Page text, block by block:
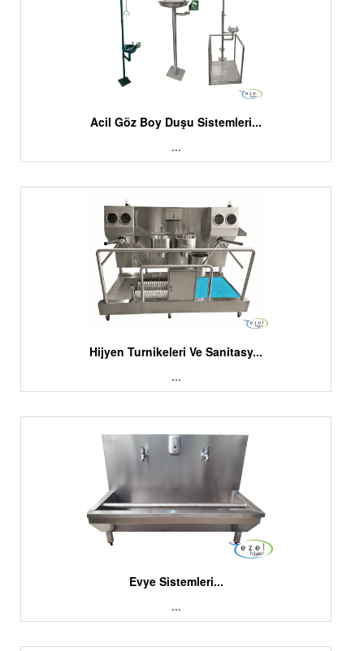
Acil Göz Boy Duşu Sistemleri...
...
Hijyen Turnikeleri Ve Sanitasy...
...
Evye Sistemleri...
...